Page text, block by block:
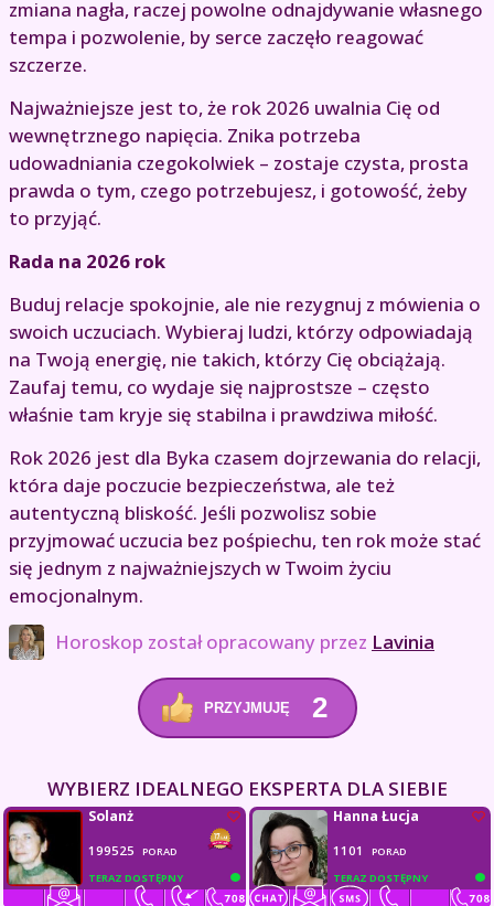
zmiana nagła, raczej powolne odnajdywanie własnego
tempa i pozwolenie, by serce zaczęło reagować
szczerze.
Najważniejsze jest to, że rok 2026 uwalnia Cię od
wewnętrznego napięcia. Znika potrzeba
udowadniania czegokolwiek – zostaje czysta, prosta
prawda o tym, czego potrzebujesz, i gotowość, żeby
to przyjąć.
Rada na 2026 rok
Buduj relacje spokojnie, ale nie rezygnuj z mówienia o
swoich uczuciach. Wybieraj ludzi, którzy odpowiadają
na Twoją energię, nie takich, którzy Cię obciążają.
Zaufaj temu, co wydaje się najprostsze – często
właśnie tam kryje się stabilna i prawdziwa miłość.
Rok 2026 jest dla Byka czasem dojrzewania do relacji,
która daje poczucie bezpieczeństwa, ale też
autentyczną bliskość. Jeśli pozwolisz sobie
przyjmować uczucia bez pośpiechu, ten rok może stać
się jednym z najważniejszych w Twoim życiu
emocjonalnym.
Horoskop został opracowany przez Lavinia
PRZYJMUJĘ 2
WYBIERZ IDEALNEGO EKSPERTA DLA SIEBIE
TERAZ DOSTĘPNY
Solanż
199525
PORAD
TERAZ DOSTĘPNY
Hanna Łucja
1101 PORAD